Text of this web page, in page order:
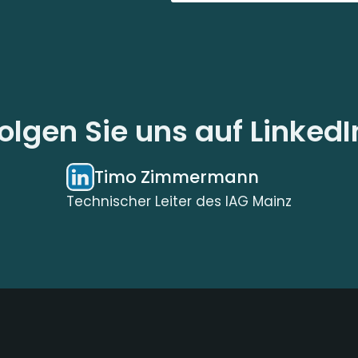
Sie uns auf
Timo Zimmermann
Technischer Leiter des IAG Mainz